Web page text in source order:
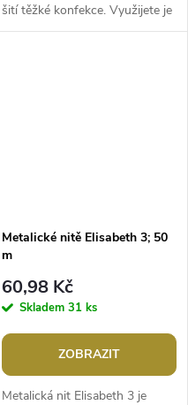
šití těžké konfekce. Využijete je
také na přišívání knoflíků,
Metalické nitě Elisabeth 3; 50
m
60,98 Kč
Skladem 31 ks
ZOBRAZIT
Metalická nit Elisabeth 3 je